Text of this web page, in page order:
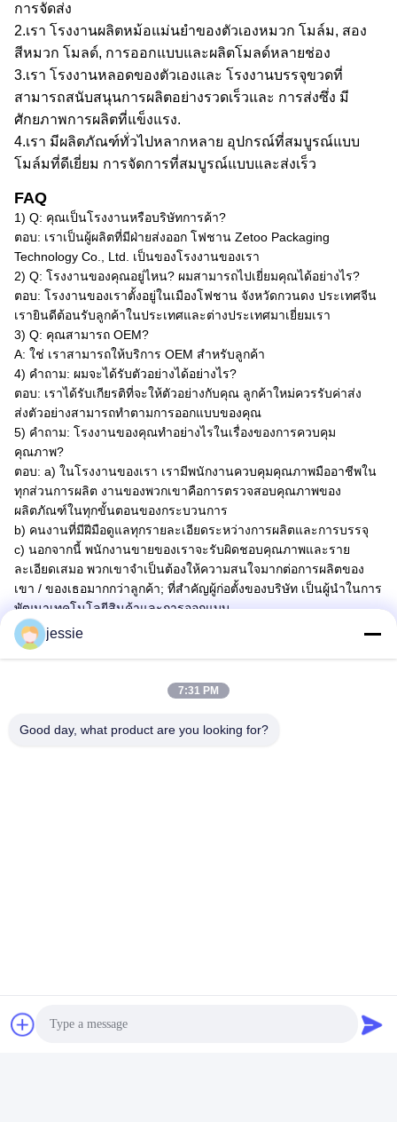
การจัดส่ง
2.เรา โรงงานผลิตหม้อแม่นยําของตัวเองหมวก โมล์ม, สอง
สีหมวก โมลด์, การออกแบบและผลิตโมลด์หลายช่อง
3.เรา โรงงานหลอดของตัวเองและ โรงงานบรรจุขวดที่
สามารถสนับสนุนการผลิตอย่างรวดเร็วและ การส่งซึ่ง มี
ศักยภาพการผลิตที่แข็งแรง.
4.เรา มีผลิตภัณฑ์ทั่วไปหลากหลาย อุปกรณ์ที่สมบูรณ์แบบ
โมล์มที่ดีเยี่ยม การจัดการที่สมบูรณ์แบบและส่งเร็ว
FAQ
1) Q: คุณเป็นโรงงานหรือบริษัทการค้า?
ตอบ: เราเป็นผู้ผลิตที่มีฝ่ายส่งออก โฟชาน Zetoo Packaging
Technology Co., Ltd. เป็นของโรงงานของเรา
2) Q: โรงงานของคุณอยู่ไหน? ผมสามารถไปเยี่ยมคุณได้อย่างไร?
ตอบ: โรงงานของเราตั้งอยู่ในเมืองโฟชาน จังหวัดกวนดง ประเทศจีน
เรายินดีต้อนรับลูกค้าในประเทศและต่างประเทศมาเยี่ยมเรา
3) Q: คุณสามารถ OEM?
A: ใช่ เราสามารถให้บริการ OEM สําหรับลูกค้า
4) คําถาม: ผมจะได้รับตัวอย่างได้อย่างไร?
ตอบ: เราได้รับเกียรติที่จะให้ตัวอย่างกับคุณ ลูกค้าใหม่ควรรับค่าส่ง
ส่งตัวอย่างสามารถทําตามการออกแบบของคุณ
5) คําถาม: โรงงานของคุณทําอย่างไรในเรื่องของการควบคุม
คุณภาพ?
ตอบ: a) ในโรงงานของเรา เรามีพนักงานควบคุมคุณภาพมืออาชีพใน
ทุกส่วนการผลิต งานของพวกเขาคือการตรวจสอบคุณภาพของ
ผลิตภัณฑ์ในทุกขั้นตอนของกระบวนการ
b) คนงานที่มีฝีมือดูแลทุกรายละเอียดระหว่างการผลิตและการบรรจุ
c) นอกจากนี้ พนักงานขายของเราจะรับผิดชอบคุณภาพและราย
ละเอียดเสมอ พวกเขาจําเป็นต้องให้ความสนใจมากต่อการผลิตของ
เขา / ของเธอมากกว่าลูกค้า; ที่สําคัญผู้ก่อตั้งของบริษัท เป็นผู้นําในการ
พัฒนาเทคโนโลยีสินค้าและการออกแบบ.
เลขที่ 002 เลขที่ 2 สวนอุตสาหกรรม Luoge Sanyachong, เมือง
jessie
7:31 PM
Good day, what product are you looking for?